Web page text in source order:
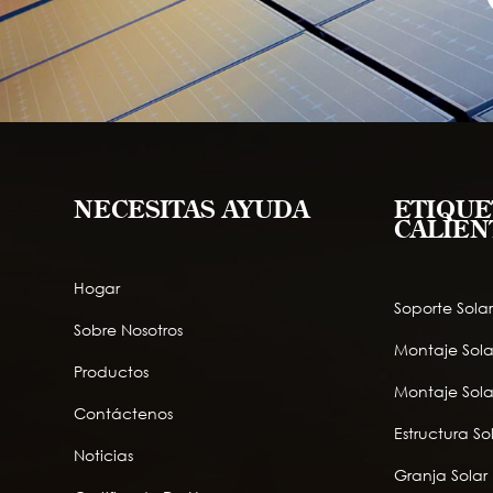
NECESITAS AYUDA
Hogar
Sobre Nosotros
Productos
Contáctenos
Noticias
Soporte
Montaje
Montaje
Estructura
Granja Solar